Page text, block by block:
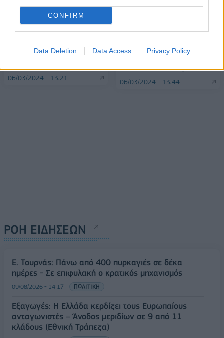
CONFIRM
Data Deletion Data Access Privacy Policy
Lancom: Πιστοποιήθηκε
06/03/2024 - 13:21
Intelli Solutions: Απέσπασε
δύο διεθνείς διακρίσεις
06/03/2024 - 13:44
ΡΟΗ ΕΙΔΗΣΕΩΝ
Ε. Τουρνάς: Πάνω από 400 πυρκαγιές σε δέκα
ημέρες - Σε επιφυλακή ο κρατικός μηχανισμός
09/08/2026 - 14:17 ΠΟΛΙΤΙΚΗ
Εξαγωγές: Η Ελλάδα κερδίζει τους Ευρωπαίους
ανταγωνιστές – Άνοδος μεριδίων σε 9 από 11
κλάδους (Εθνική Τράπεζα)